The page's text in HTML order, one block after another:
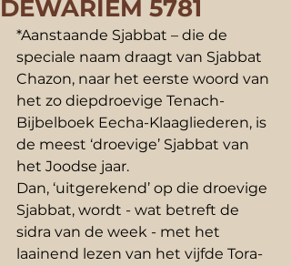
DEWARIEM 5781
*Aanstaande Sjabbat – die de
speciale naam draagt van Sjabbat
Chazon, naar het eerste woord van
het zo diepdroevige Tenach-
Bijbelboek Eecha-Klaagliederen, is
de meest ‘droevige’ Sjabbat van
het Joodse jaar.
Dan, ‘uitgerekend’ op die droevige
Sjabbat, wordt - wat betreft de
sidra van de week - met het
laainend lezen van het vijfde Tora-